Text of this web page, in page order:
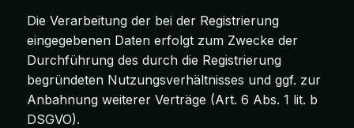
Die Verarbeitung der bei der Registrierung
eingegebenen Daten erfolgt zum Zwecke der
Durchführung des durch die Registrierung
begründeten Nutzungsverhältnisses und ggf. zur
Anbahnung weiterer Verträge (Art. 6 Abs. 1 lit. b
DSGVO).